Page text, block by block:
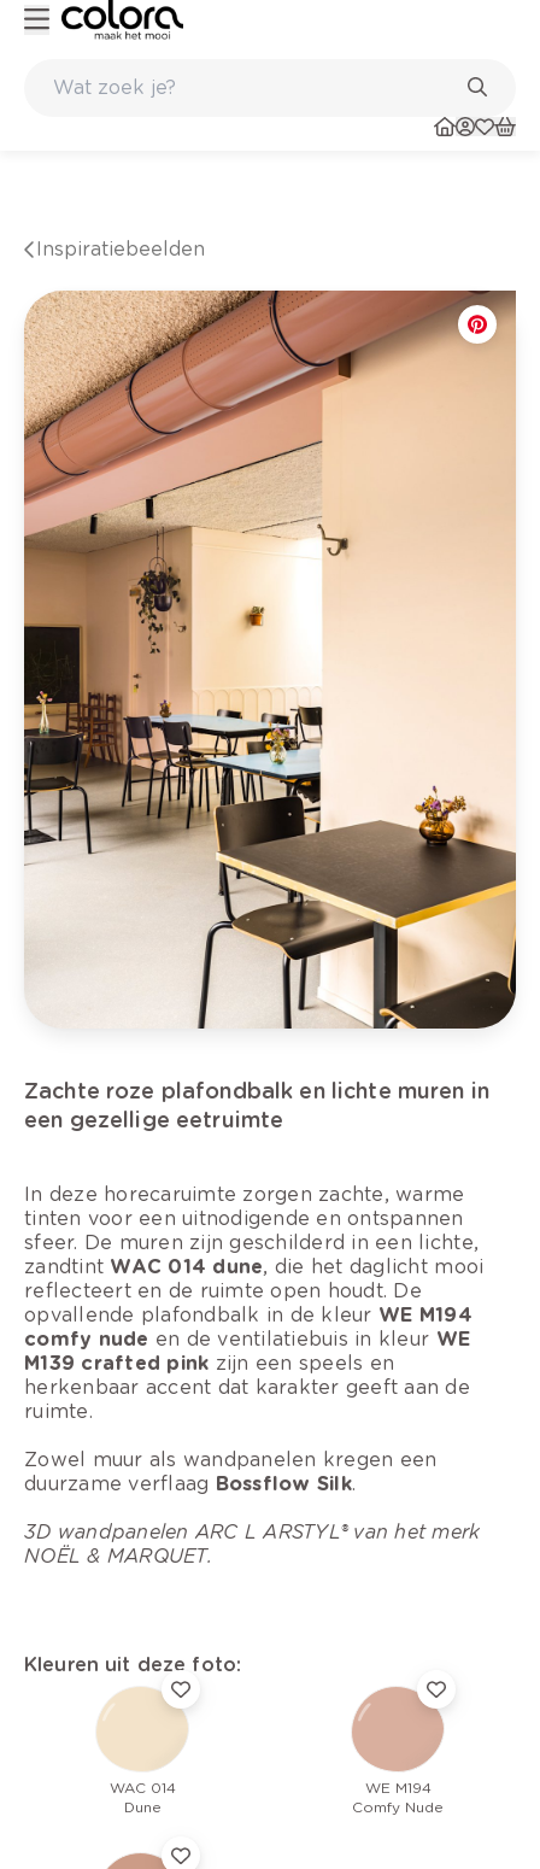
Inspiratiebeelden
Zachte roze plafondbalk en lichte muren in
een gezellige eetruimte
In deze horecaruimte zorgen zachte, warme
tinten voor een uitnodigende en ontspannen
sfeer. De muren zijn geschilderd in een lichte,
zandtint WAC 014 dune, die het daglicht mooi
reflecteert en de ruimte open houdt. De
opvallende plafondbalk in de kleur WE M194
comfy nude en de ventilatiebuis in kleur WE
M139 crafted pink zijn een speels en
herkenbaar accent dat karakter geeft aan de
ruimte.
Zowel muur als wandpanelen kregen een
duurzame verflaag Bossflow Silk.
3D wandpanelen ARC L ARSTYL® van het merk
NOËL & MARQUET.
Kleuren uit deze foto:
WAC 014
Dune
WE M194
Comfy Nude